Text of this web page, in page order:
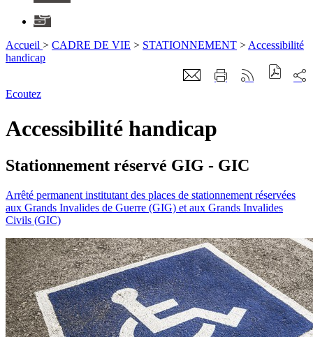
Accueil > CADRE DE VIE > STATIONNEMENT > Accessibilité
handicap
Ecoutez
Accessibilité handicap
Stationnement réservé GIG - GIC
Arrêté permanent institutant des places de stationnement réservées
aux Grands Invalides de Guerre (GIG) et aux Grands Invalides
Civils (GIC)